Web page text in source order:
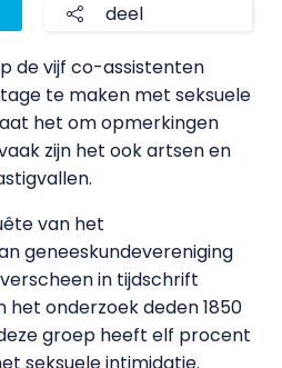
deel
de vijf co-assistenten
te maken met seksuele
het om opmerkingen
zijn het ook artsen en
van het
geneeskundevereniging
in tijdschrift
het onderzoek deden 1850
groep heeft elf procent